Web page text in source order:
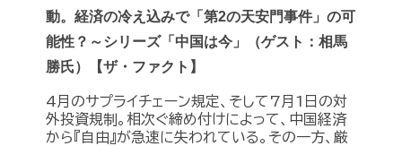
動。経済の冷え込みで「第2の天安門事件」の可
能性？～シリーズ「中国は今」（ゲスト：相馬
勝氏）【ザ・ファクト】
4月のサプライチェーン規定、そして7月1日の対
外投資規制。相次ぐ締め付けによって、中国経済
から『自由』が急速に失われている。その一方、厳